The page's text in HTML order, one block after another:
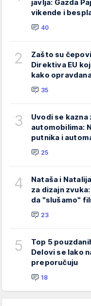
javlja: Gazda
vikende i
40
2
Zašto su
Direktiva EU
kako
35
3
Uvodi se kazna
automobilima:
putnika i
25
4
Nataša i
za dizajn
da "slušamo"
23
5
Top 5
Delovi se lako
preporučuju
18